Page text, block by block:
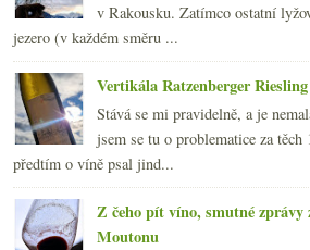
v Rakousku. Zatímco ostatní
jezero (v každém směru ...
Vertikála Ratzenberger
Stává se mi pravidelně, a je
jsem se tu o problematice za
předtím o víně psal jind...
Z čeho pít víno, smutné zprávy
Moutonu